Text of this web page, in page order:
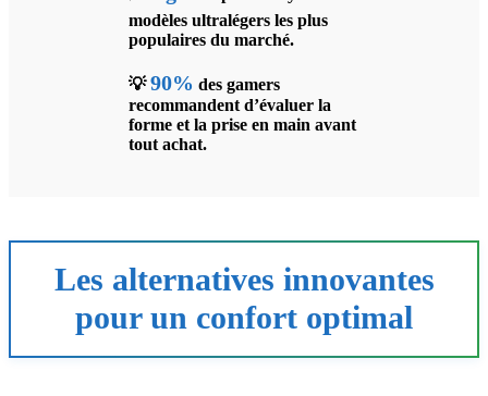
modèles ultralégers les plus
populaires du marché.
💡90% des gamers
recommandent d’évaluer la
forme et la prise en main avant
tout achat.
Les alternatives innovantes
pour un confort optimal